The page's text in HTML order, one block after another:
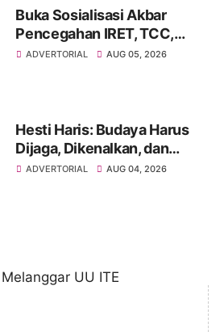
Buka Sosialisasi Akbar
Pencegahan IRET, TCC,
Perundungan, dan Bahaya
ADVERTORIAL AUG 05, 2026
Hesti Haris: Budaya Harus
Dijaga, Dikenalkan, dan
Diwariskan
ADVERTORIAL AUG 04, 2026
UU ITE